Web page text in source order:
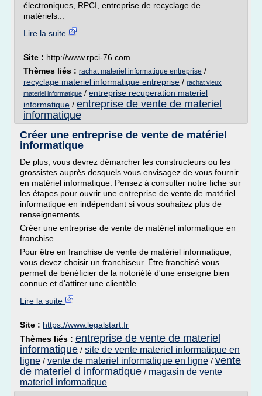
électroniques, RPCI, entreprise de recyclage de
matériels...
Lire la suite
Site : http://www.rpci-76.com
Thèmes liés : rachat materiel informatique entreprise /
recyclage materiel informatique entreprise / rachat vieux
materiel informatique / entreprise recuperation materiel
informatique / entreprise de vente de materiel
informatique
Créer une entreprise de vente de matériel
informatique
De plus, vous devrez démarcher les constructeurs ou les
grossistes auprès desquels vous envisagez de vous fournir
en matériel informatique. Pensez à consulter notre fiche sur
les étapes pour ouvrir une entreprise de vente de matériel
informatique en indépendant si vous souhaitez plus de
renseignements.
Créer une entreprise de vente de matériel informatique en
franchise
Pour être en franchise de vente de matériel informatique,
vous devez choisir un franchiseur. Être franchisé vous
permet de bénéficier de la notoriété d'une enseigne bien
connue et d'attirer une clientèle...
Lire la suite
Site : https://www.legalstart.fr
Thèmes liés : entreprise de vente de materiel
informatique / site de vente materiel informatique en
ligne / vente de materiel informatique en ligne / vente
de materiel d informatique / magasin de vente
materiel informatique